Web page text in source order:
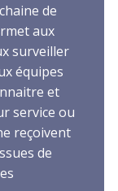
de
aux
surveiller
équipes
et
service ou
reçoivent
de